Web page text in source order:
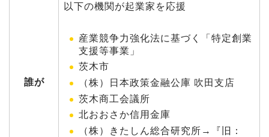
誰が
以下の機関が起業家を応援
産業競争力強化法に基づく「特定創業
支援等事業」
茨木市
（株）日本政策金融公庫 吹田支店
茨木商工会議所
北おおさか信用金庫
（株）きたしん総合研究所→『旧：